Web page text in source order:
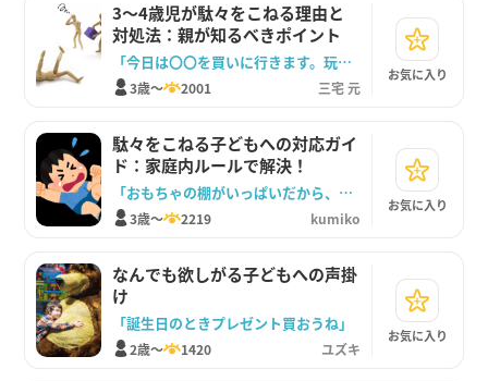
3～4歳児が駄々をこねる理由と
対処法：親が知るべきポイント
「今日は〇〇を買いに行きます。玩具は買いません。」
3歳～ 2001 三宅 元
お気に入り
駄々をこねる子どもへの対応ガイ
ド：家庭内ルールで解決！
「おもちゃの棚がいっぱいだから、おもちゃは買えないよ」
3歳～ 2219 kumiko
お気に入り
なんでも欲しがる子どもへの声掛
け
「誕生日のときプレゼント買おうね」
2歳～ 1420 ユズキ
お気に入り